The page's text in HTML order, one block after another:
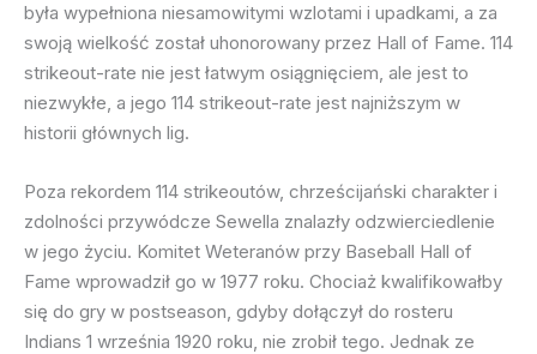
była wypełniona niesamowitymi wzlotami i upadkami, a za
swoją wielkość został uhonorowany przez Hall of Fame. 114
strikeout-rate nie jest łatwym osiągnięciem, ale jest to
niezwykłe, a jego 114 strikeout-rate jest najniższym w
historii głównych lig.
Poza rekordem 114 strikeoutów, chrześcijański charakter i
zdolności przywódcze Sewella znalazły odzwierciedlenie
w jego życiu. Komitet Weteranów przy Baseball Hall of
Fame wprowadził go w 1977 roku. Chociaż kwalifikowałby
się do gry w postseason, gdyby dołączył do rosteru
Indians 1 września 1920 roku, nie zrobił tego. Jednak ze